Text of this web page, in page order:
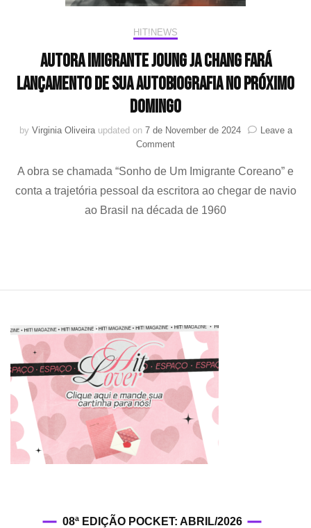
HIT!NEWS
Autora imigrante Joung Ja Chang fará
lançamento de sua autobiografia no próximo
domingo
by Virginia Oliveira updated on 7 de November de 2024
Leave a
Commenton
imigrante
Joung
Chang
domingo
A obra se chamada “Sonho de Um Imigrante Coreano” e
conta a trajetória pessoal da escritora ao chegar de navio
ao Brasil na década de 1960
08ª EDIÇÃO POCKET: ABRIL/2026